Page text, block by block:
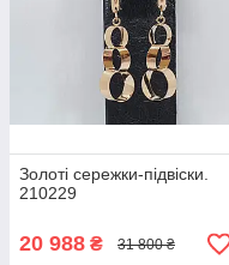
Золоті сережки-підвіски.
210229
20 988 ₴ 31 800 ₴